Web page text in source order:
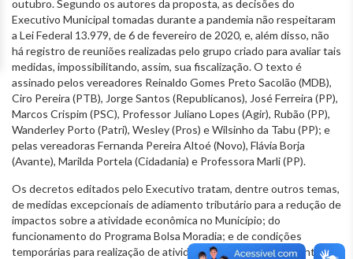
outubro. Segundo os autores da proposta, as decisões do
Executivo Municipal tomadas durante a pandemia não respeitaram
a Lei Federal 13.979, de 6 de fevereiro de 2020, e, além disso, não
há registro de reuniões realizadas pelo grupo criado para avaliar tais
medidas, impossibilitando, assim, sua fiscalização. O texto é
assinado pelos vereadores Reinaldo Gomes Preto Sacolão (MDB),
Ciro Pereira (PTB), Jorge Santos (Republicanos), José Ferreira (PP),
Marcos Crispim (PSC), Professor Juliano Lopes (Agir), Rubão (PP),
Wanderley Porto (Patri), Wesley (Pros) e Wilsinho da Tabu (PP); e
pelas vereadoras Fernanda Pereira Altoé (Novo), Flávia Borja
(Avante), Marilda Portela (Cidadania) e Professora Marli (PP).
Os decretos editados pelo Executivo tratam, dentre outros temas,
de medidas excepcionais de adiamento tributário para a redução de
impactos sobre a atividade econômica no Município; do
funcionamento do Programa Bolsa Moradia; e de condições
temporárias para realização de atividades de bares, restaurantes,